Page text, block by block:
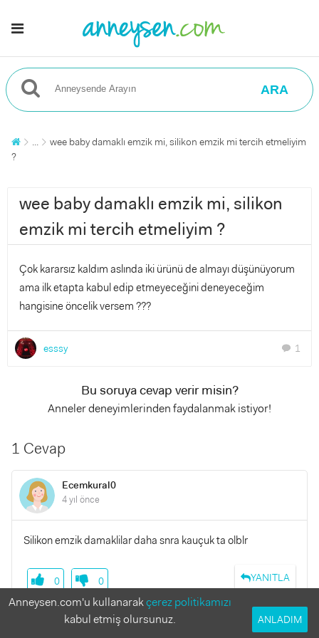
ARA
...
wee baby damaklı emzik mi, silikon emzik mi tercih etmeliyim
?
wee baby damaklı emzik mi, silikon
emzik mi tercih etmeliyim ?
Çok kararsız kaldım aslında iki ürünü de almayı düşünüyorum
ama ilk etapta kabul edip etmeyeceğini deneyeceğim
hangisine öncelik versem ???
esssy chat 1
Bu soruya cevap verir misin?
Anneler deneyimlerinden faydalanmak istiyor!
1 Cevap
Ecemkural0
4 yıl önce
Silikon emzik damaklilar daha snra kauçuk ta olblr
YANITLA
0 0
Anneysen.com'u kullanarakçerez politikamızı
kabul etmiş olursunuz.
ANLADIM